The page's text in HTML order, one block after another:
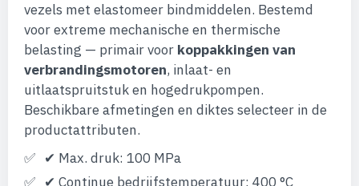
vezels met elastomeer bindmiddelen. Bestemd
voor extreme mechanische en thermische
belasting — primair voor koppakkingen van
verbrandingsmotoren, inlaat- en
uitlaatspruitstuk en hogedrukpompen.
Beschikbare afmetingen en diktes selecteer in de
productattributen.
✔ Max. druk: 100 MPa
✔ Continue bedrijfstemperatuur: 400 °C